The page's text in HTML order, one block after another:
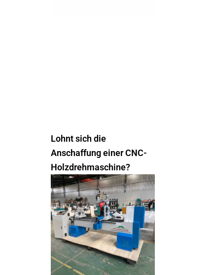
Lohnt sich die
Anschaffung einer CNC-
Holzdrehmaschine?